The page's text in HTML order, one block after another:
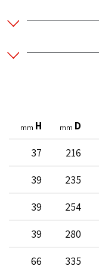
D
mm
H
mm
216
37
235
39
254
39
280
39
335
66